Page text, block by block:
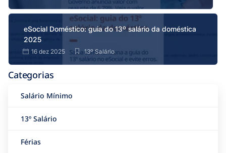
eSocial Doméstico: guia do 13º salário da doméstica
2025
16 dez 2025 13º Salário
Categorias
Salário Mínimo
13º Salário
Férias